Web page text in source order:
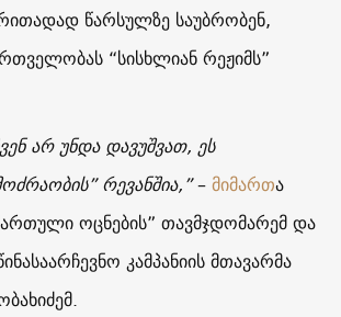
წარსულზე საუბრობენ,
“სისხლიან რეჟიმს”
არ უნდა დავუშვათ, ეს
რევანშია,”–მიმართა
ოცნების” თავმჯდომარემ და
კამპანიის მთავარმა